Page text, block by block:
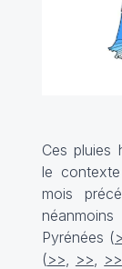
Ces pluies
le
mois
Pyrénées (
(>> >> >>